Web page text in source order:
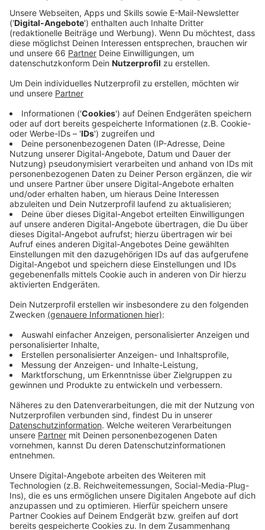
Rheinbahn - sie muss deshalb sparen.
Veröffentlicht:Dienstag, 20.04.2021 05:12
Der Aufsichtsrat hat darüber beraten. Ziel ist es durch
verschiedene Maßnahmen Geld einzusparen. Dafür
hatte auch ein Gutachter das Unternehmen analysiert
und Vorschläge unterbreitet, zum Beispiel einen
Stellenabbau. Dieser wurde laut eines Aufsichtsrat-
Mitgliedes aber nicht diskutiert. Allerdings hieß es,
dass alles auf den Prüfstand müsse, um
Sparpotentiale ausfindig zu machen. Konkret
betroffen sind zum Beispiel die neuen Metrobus-
Linien. Sie könnten in Zukunft weniger häufig fahren.
Wichtig sei aber auch, dass der Betrieb wieder schnell
hochgefahren werden kann, wenn die Pandemie vorbei
ist. Die Regierungsfraktionen in Berlin haben sich
darauf verständigt, die geplante nächtliche
Ausgangssperre abzuschwächen. Sie könnte jetzt von
22 bis 5 Uhr greifen - Joggen und Spaziergänge sollen
bis Mitternacht erlaubt sein. Eine solche Regelung
könnte auch Auswirkungen auf die Rheinbahn haben.
Falls in Düsseldorf eine Ausgangssperre greifen sollte,
dann wird auch die Taktung der Rheinbahn
heruntergefahren. Das hat uns ein
Aufsichtsratsmitglied so bestätigt. So soll ebenfalls
Geld gespart werden.
Weitere Infos und Links zum Thema:
Die Rheinbahn ist seit 125 Jahren in Düsseldorf
unterwegs!
Hier geht es zur Homepage der Rheinbahn!